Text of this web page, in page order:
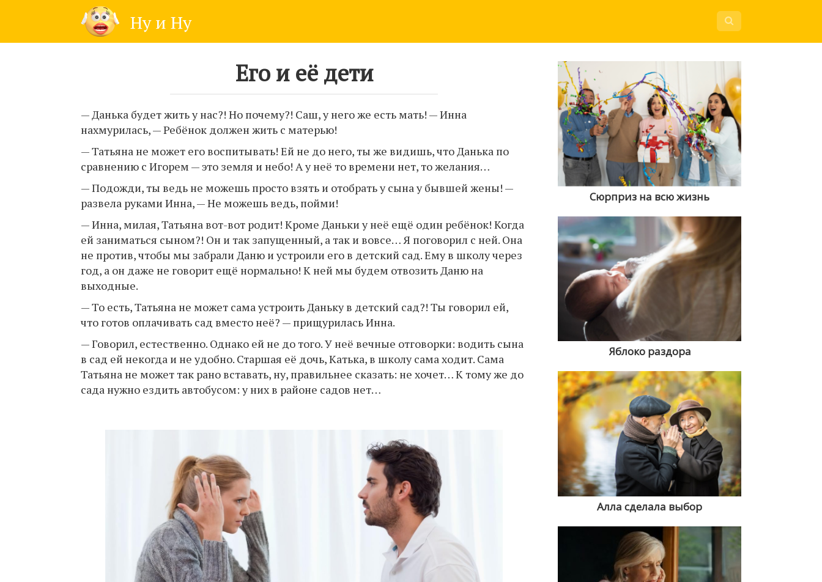
Ну и Ну
Его и её дети
— Данька будет жить у нас?! Но почему?! Саш, у него же есть мать! — Инна
нахмурилась, — Ребёнок должен жить с матерью!
— Татьяна не может его воспитывать! Ей не до него, ты же видишь, что Данька по
сравнению с Игорем — это земля и небо! А у неё то времени нет, то желания…
— Подожди, ты ведь не можешь просто взять и отобрать у сына у бывшей жены! —
развела руками Инна, — Не можешь ведь, пойми!
— Инна, милая, Татьяна вот-вот родит! Кроме Даньки у неё ещё один ребёнок! Когда
ей заниматься сыном?! Он и так запущенный, а так и вовсе… Я поговорил с ней. Она
не против, чтобы мы забрали Даню и устроили его в детский сад. Ему в школу через
год, а он даже не говорит ещё нормально! К ней мы будем отвозить Даню на
выходные.
— То есть, Татьяна не может сама устроить Даньку в детский сад?! Ты говорил ей,
что готов оплачивать сад вместо неё? — прищурилась Инна.
— Говорил, естественно. Однако ей не до того. У неё вечные отговорки: водить сына
в сад ей некогда и не удобно. Старшая её дочь, Катька, в школу сама ходит. Сама
Татьяна не может так рано вставать, ну, правильнее сказать: не хочет… К тому же до
сада нужно ездить автобусом: у них в районе садов нет…
Сюрприз на всю жизнь
Яблоко раздора
Алла сделала выбор